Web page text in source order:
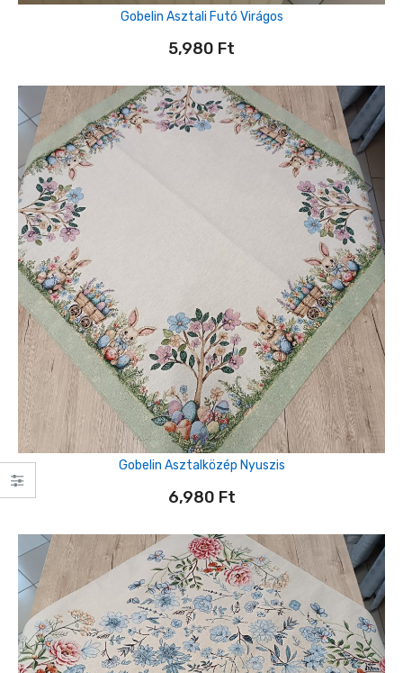
Gobelin Asztali Futó Virágos
5,980 Ft
Gobelin Asztalközép Nyuszis
6,980 Ft